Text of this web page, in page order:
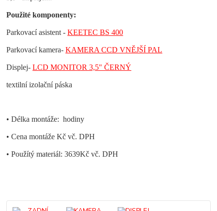
Použité komponenty:
Parkovací asistent-KEETEC BS 400
Parkovací kamera-KAMERA CCD VNĚJŠÍ PAL
Displej-LCD MONITOR 3,5" ČERNÝ
textilní izolační páska
• Délka montáže: hodiny
• Cena montáže Kč vč. DPH
• Použítý materiál: 3639Kč vč. DPH